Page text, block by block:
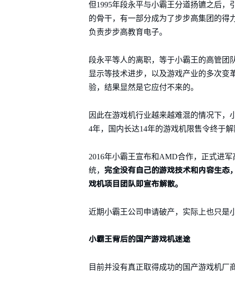
但1995年段永平与小霸王分道扬镳之后
的骨干，有一部分成为了步步高集团的得
负责步步高教育电子。
段永平等人的离职，等于小霸王的高管团
显示等技术进步，以及游戏产业的多次变
验，结果显然是它应付不来的。
因此在游戏机行业越来越难混的情况下，
4年，国内长达14年的游戏机限售令终于
2016年小霸王宣布和AMD合作，正式进
统， 完全没有自己的游戏技术和内容生态
戏机项目团队即宣布解散。
近期小霸王公司申请破产，实际上也只是
小霸王背后的国产游戏机迷途
目前并没有真正取得成功的国产游戏机厂